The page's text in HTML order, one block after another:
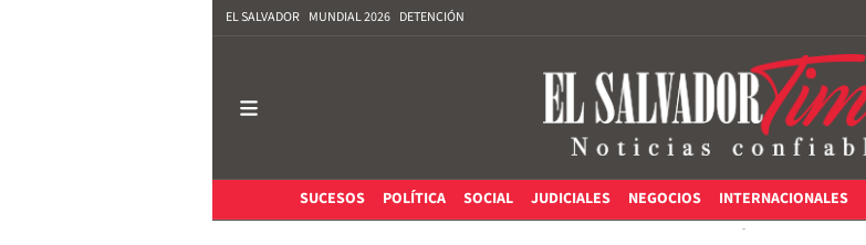
EL SALVADOR MUNDIAL 2026 DETENCIÓN
SUCESOS
POLÍTICA SOCIAL JUDICIALES NEGOCIOS INTERNACIONALES